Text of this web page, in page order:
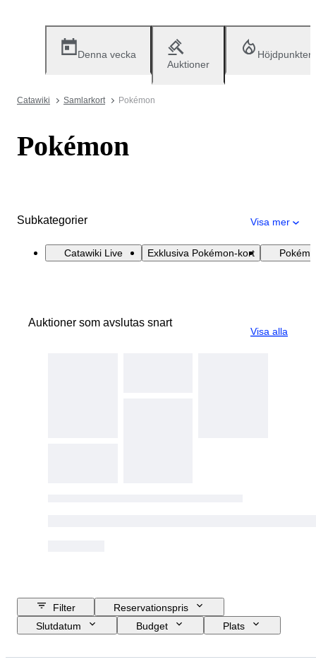
Denna vecka
Auktioner
Höjdpunkter
Catawiki Samlarkort Pokémon
Pokémon
Subkategorier Visa mer
Catawiki Live Exklusiva Pokémon-kort
Auktioner som avslutas snart
Visa alla
Filter
Reservationspris
Slutdatum
Budget
Plats